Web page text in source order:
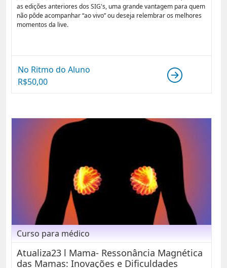
as edições anteriores dos SIG's, uma grande vantagem para quem
não pôde acompanhar “ao vivo” ou deseja relembrar os melhores
momentos da live.
No Ritmo do Aluno
R$50,00
Curso para médico
Atualiza23 l Mama- Ressonância Magnética
das Mamas: Inovações e Dificuldades